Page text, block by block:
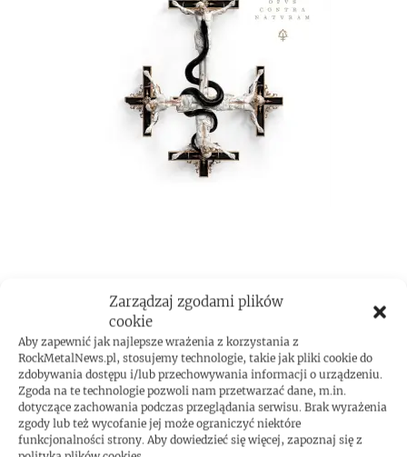
Zarządzaj zgodami plików
cookie
Aby zapewnić jak najlepsze wrażenia z korzystania z
RockMetalNews.pl, stosujemy technologie, takie jak pliki cookie do
zdobywania dostępu i/lub przechowywania informacji o urządzeniu.
Zgoda na te technologie pozwoli nam przetwarzać dane, m.in.
dotyczące zachowania podczas przeglądania serwisu. Brak wyrażenia
zgody lub też wycofanie jej może ograniczyć niektóre
funkcjonalności strony. Aby dowiedzieć się więcej, zapoznaj się z
ROCKMETAL F***T